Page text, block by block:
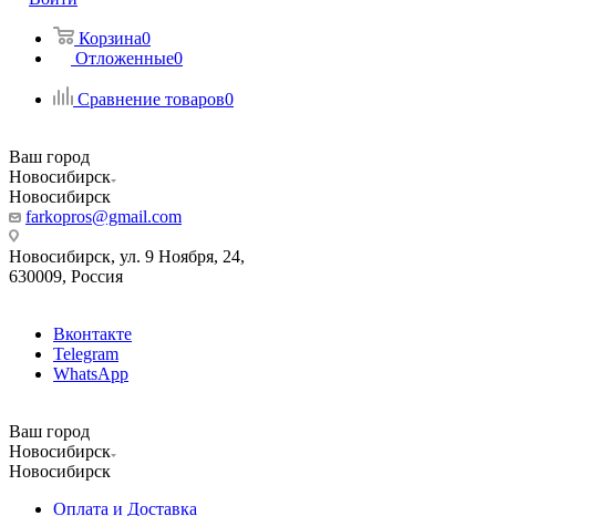
Корзина0
Отложенные0
Сравнение товаров0
Ваш город
Новосибирск
Новосибирск
farkopros@gmail.com
Новосибирск, ул. 9 Ноября, 24,
630009, Россия
Вконтакте
Telegram
WhatsApp
Ваш город
Новосибирск
Новосибирск
Оплата и Доставка